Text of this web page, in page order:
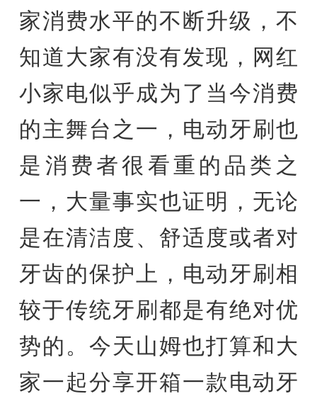
家消费水平的不断升级，不
知道大家有没有发现，网红
小家电似乎成为了当今消费
的主舞台之一，电动牙刷也
是消费者很看重的品类之
一，大量事实也证明，无论
是在清洁度、舒适度或者对
牙齿的保护上，电动牙刷相
较于传统牙刷都是有绝对优
势的。今天山姆也打算和大
家一起分享开箱一款电动牙